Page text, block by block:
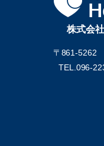
株式会
〒861-5262
TEL.096-